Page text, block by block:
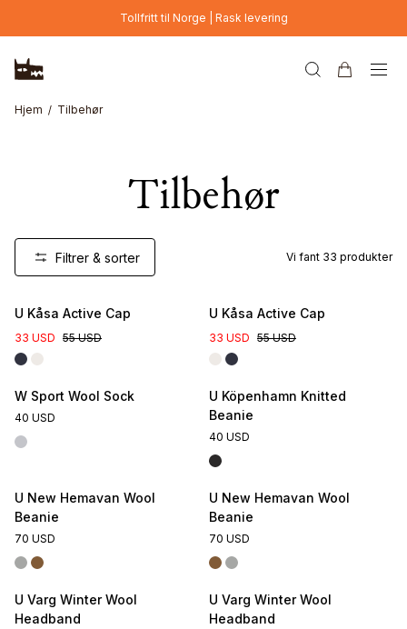
Hopp til hovedinnholdTollfritt til Norge | Rask levering
Hjem Tilbehør
Tilbehør
Filtrer & sorter Vi fant 33 produkter
U Kåsa Active Cap
33 USD 55 USD
U Kåsa Active Cap
33 USD 55 USD
W Sport Wool Sock
40 USD
U Köpenhamn Knitted
Beanie
40 USD
U New Hemavan Wool
Beanie
70 USD
U New Hemavan Wool
Beanie
70 USD
U Varg Winter Wool
Headband
U Varg Winter Wool
Headband